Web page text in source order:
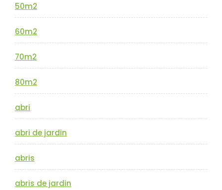
50m2
60m2
70m2
80m2
abri
abri de jardin
abris
abris de jardin